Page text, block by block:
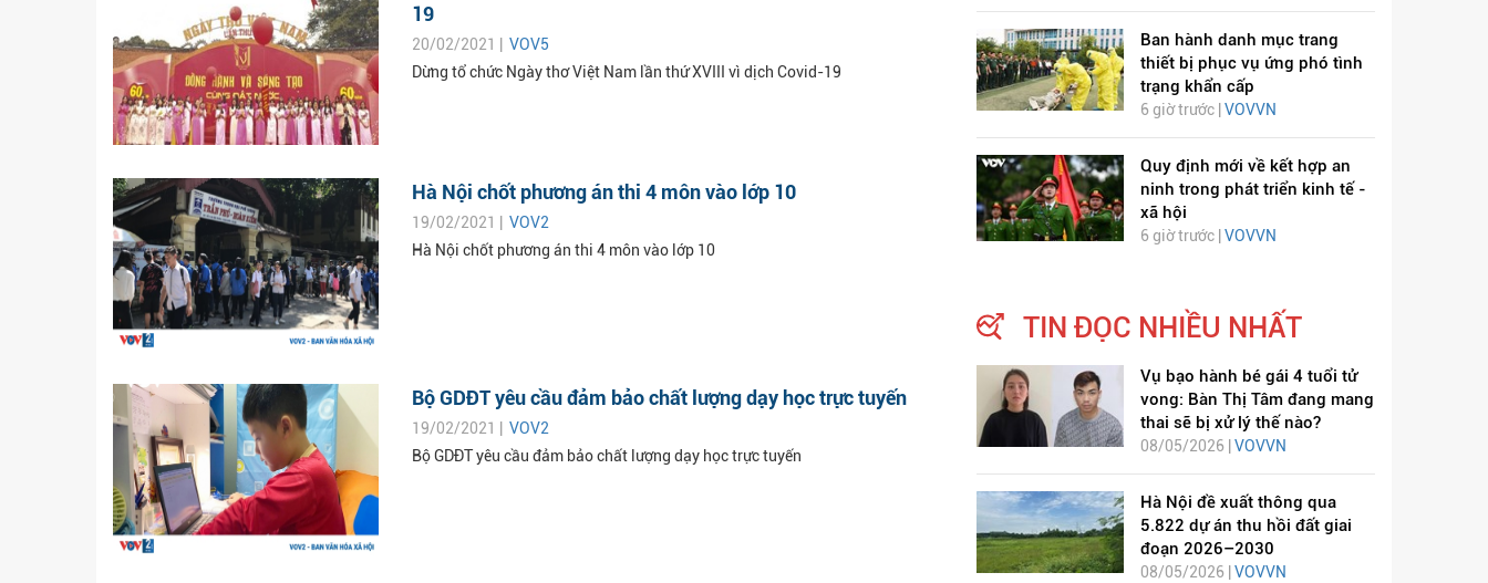
19
20/02/2021 | VOV5
Dừng tổ chức Ngày thơ Việt Nam lần thứ XVIII vì dịch Covid-19
Hà Nội chốt phương án thi 4 môn vào lớp 10
19/02/2021 | VOV2
Hà Nội chốt phương án thi 4 môn vào lớp 10
Bộ GDĐT yêu cầu đảm bảo chất lượng dạy học trực tuyến
19/02/2021 | VOV2
Bộ GDĐT yêu cầu đảm bảo chất lượng dạy học trực tuyến
Ban hành danh mục trang
thiết bị phục vụ ứng phó tình
trạng khẩn cấp
6 giờ trước | VOVVN
Quy định mới về kết hợp an
ninh trong phát triển kinh tế -
xã hội
6 giờ trước | VOVVN
TIN ĐỌC NHIỀU NHẤT
Vụ bạo hành bé gái 4 tuổi tử
vong: Bàn Thị Tâm đang mang
thai sẽ bị xử lý thế nào?
08/05/2026 | VOVVN
Hà Nội đề xuất thông qua
5.822 dự án thu hồi đất giai
đoạn 2026–2030
08/05/2026 | VOVVN